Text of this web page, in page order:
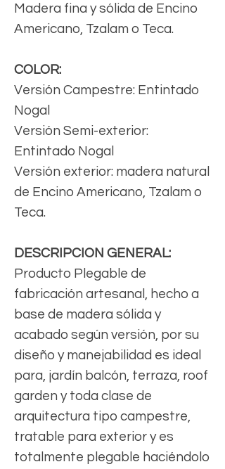
Madera fina y sólida de Encino
Americano, Tzalam o Teca.
COLOR:
Versión Campestre: Entintado
Nogal
Versión Semi-exterior:
Entintado Nogal
Versión exterior: madera natural
de Encino Americano, Tzalam o
Teca.
DESCRIPCION GENERAL:
Producto Plegable de
fabricación artesanal, hecho a
base de madera sólida y
acabado según versión, por su
diseño y manejabilidad es ideal
para, jardín balcón, terraza, roof
garden y toda clase de
arquitectura tipo campestre,
tratable para exterior y es
totalmente plegable haciéndolo